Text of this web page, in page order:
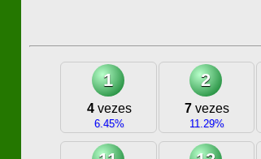
1
4vezes
6.45%
2
7 vezes
11.29%